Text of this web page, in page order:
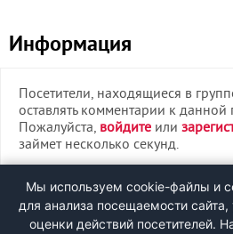
Информация
Посетители, находящиеся в
оставлять комментарии к данной
Пожалуйста, войдите или
займет несколько секунд.
ВХОД
РЕГИСТРАЦИЯ
Мы используем cookie-файлы и
для анализа посещаемости
оценки действий посетителей.